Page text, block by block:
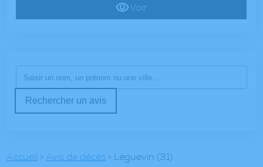
Voir
Rechercher un avis
Accueil > Avis de décès > Léguevin (31)